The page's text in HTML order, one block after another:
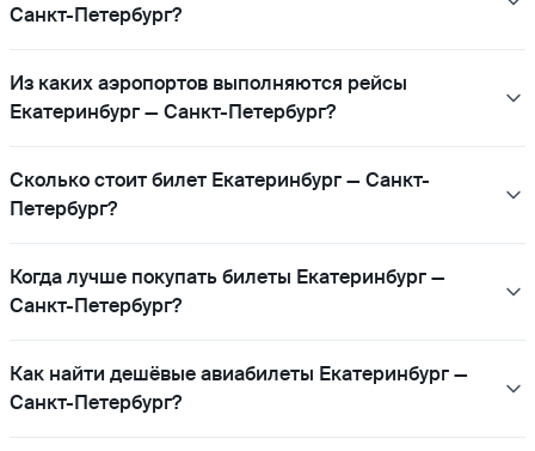
Санкт-Петербург?
Из каких аэропортов выполняются рейсы
Екатеринбург — Санкт-Петербург?
Сколько стоит билет Екатеринбург — Санкт-
Петербург?
Когда лучше покупать билеты Екатеринбург —
Санкт-Петербург?
Как найти дешёвые авиабилеты Екатеринбург —
Санкт-Петербург?